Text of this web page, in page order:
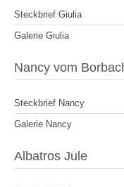
Steckbrief Giulia
Galerie Giulia
Nancy vom
Steckbrief Nancy
Galerie Nancy
Albatros Jule